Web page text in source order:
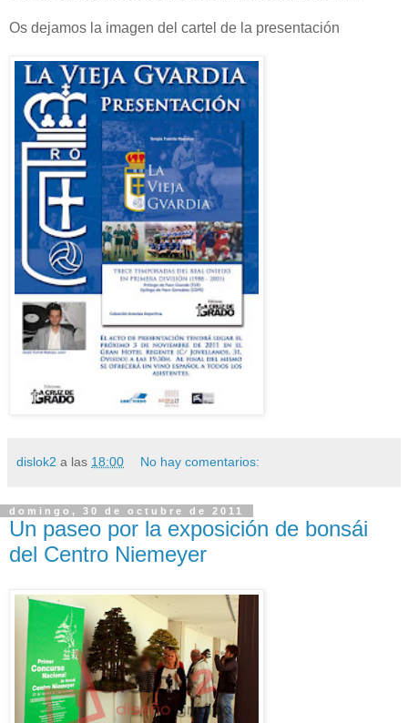
Os dejamos la imagen del cartel de la presentación
dislok2 a las 18:00 No hay comentarios:
domingo, 30 de octubre de 2011
Un paseo por la exposición de bonsái
del Centro Niemeyer